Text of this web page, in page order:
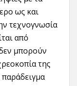
ως και
τεχνογνωσία
από
μπορούν
της